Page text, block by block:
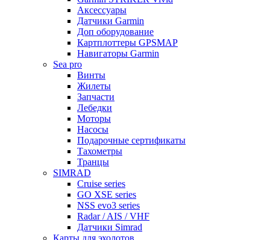
Аксессуары
Датчики Garmin
Доп оборудование
Картплоттеры GPSMAP
Навигаторы Garmin
Sea pro
Винты
Жилеты
Запчасти
Лебедки
Моторы
Насосы
Подарочные сертификаты
Тахометры
Транцы
SIMRAD
Cruise series
GO XSE series
NSS evo3 series
Radar / AIS / VHF
Датчики Simrad
Карты для эхолотов